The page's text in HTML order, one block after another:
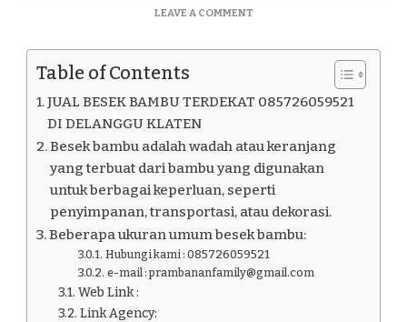
LEAVE A COMMENTON
085726059521
KLATEN
Table of Contents
JUAL BESEK BAMBU TERDEKAT 085726059521
DI DELANGGU KLATEN
Besek bambu adalah wadah atau keranjang
yang terbuat dari bambu yang digunakan
untuk berbagai keperluan, seperti
penyimpanan, transportasi, atau dekorasi.
Beberapa ukuran umum besek bambu:
Hubungi kami : 085726059521
e-mail : prambananfamily@gmail.com
Web Link :
Link Agency: